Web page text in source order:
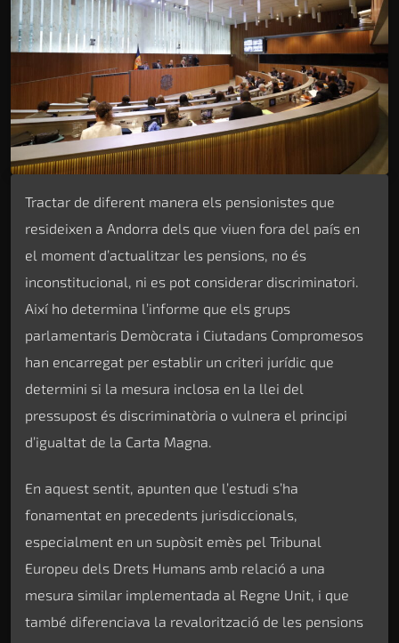
Tractar de diferent manera els pensionistes que
resideixen a Andorra dels que viuen fora del país en
el moment d’actualitzar les pensions, no és
inconstitucional, ni es pot considerar discriminatori.
Així ho determina l’informe que els grups
parlamentaris Demòcrata i Ciutadans Compromesos
han encarregat per establir un criteri jurídic que
determini si la mesura inclosa en la llei del
pressupost és discriminatòria o vulnera el principi
d’igualtat de la Carta Magna.
En aquest sentit, apunten que l’estudi s’ha
fonamentat en precedents jurisdiccionals,
especialment en un supòsit emès pel Tribunal
Europeu dels Drets Humans amb relació a una
mesura similar implementada al Regne Unit, i que
també diferenciava la revalorització de les pensions